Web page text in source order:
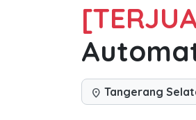
location_on Tangerang